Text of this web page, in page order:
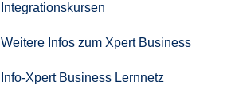
Integrationskursen
Weitere Infos zum Xpert Business
Info-Xpert Business Lernnetz